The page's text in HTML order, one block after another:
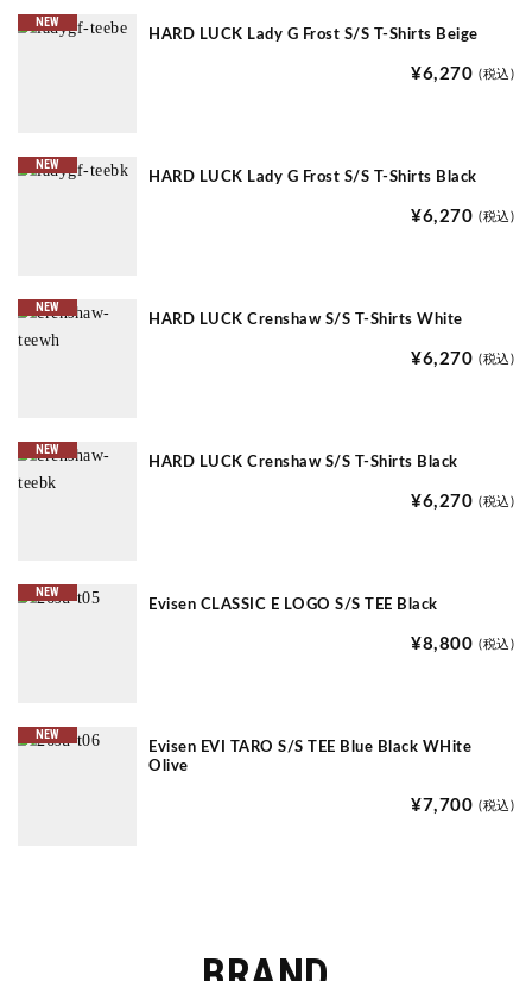
NEW
HARD LUCK Lady G Frost S/S T-Shirts Beige
¥6,270 (税込)
NEW
HARD LUCK Lady G Frost S/S T-Shirts Black
¥6,270 (税込)
NEW
HARD LUCK Crenshaw S/S T-Shirts White
¥6,270 (税込)
NEW
HARD LUCK Crenshaw S/S T-Shirts Black
¥6,270 (税込)
NEW
Evisen CLASSIC E LOGO S/S TEE Black
¥8,800 (税込)
NEW
Evisen EVI TARO S/S TEE Blue Black WHite
Olive
¥7,700 (税込)